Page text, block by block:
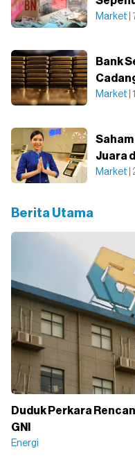
Market
Bank
Market
Saham
Juara
Market
Berita Utama
Duduk Perkara
GNI
Energi